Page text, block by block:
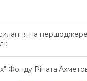
на
Фонду Ріната